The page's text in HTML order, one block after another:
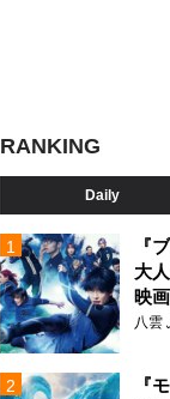
RANKING
Daily
『
大
映
八雲
『